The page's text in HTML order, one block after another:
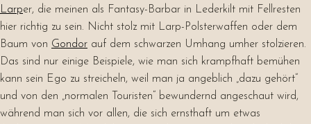
Larper, die meinen als Fantasy-Barbar in Lederkilt mit Fellresten
hier richtig zu sein. Nicht stolz mit Larp-Polsterwaffen oder dem
Baum von Gondor auf dem schwarzen Umhang umher stolzieren.
Das sind nur einige Beispiele, wie man sich krampfhaft bemühen
kann sein Ego zu streicheln, weil man ja angeblich „dazu gehört“
und von den „normalen Touristen“ bewundernd angeschaut wird,
während man sich vor allen, die sich ernsthaft um etwas